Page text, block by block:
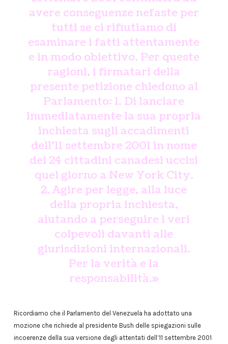
avere conseguenze nefaste per
tutti se ci rifiutiamo di
esaminare i fatti attentamente
e in modo obiettivo. Per queste
ragioni, i firmatari della
presente petizione chiedono al
Parlamento: 1. Di lanciare
immediatamente la sua propria
inchiesta sugli accadimenti
dell’11 settembre 2001 in nome
dei 24 cittadini canadesi uccisi
quel giorno a New York City.
2. Agire per legge, alla luce
della propria inchiesta,
aiutando a perseguire i veri
colpevoli davanti alle
giurisdizioni internazionali.
Per la verità e la
responsabilità.»
Ricordiamo che il Parlamento del Venezuela ha adottato una
mozione che richiede al presidente Bush delle spiegazioni sulle
incoerenze della sua versione degli attentati dell’11 settembre 2001